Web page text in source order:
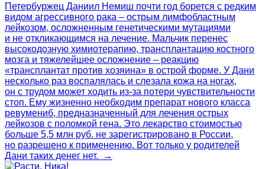
Петербуржец Даниил Немиш почти год борется с редким
видом агрессивного рака – острым лимфобластным
лейкозом, осложненным генетическими мутациями
и не откликающимся на лечение. Мальчик перенес
высокодозную химиотерапию, трансплантацию костного
мозга и тяжелейшее осложнение – реакцию
«трансплантат против хозяина» в острой форме. У Дани
несколько раз воспалялась и слезала кожа на ногах,
он с трудом может ходить из-за потери чувствительности
стоп. Ему жизненно необходим препарат нового класса
ревумениб, предназначенный для лечения острых
лейкозов с поломкой гена. Это лекарство стоимостью
больше 5,5 млн руб. не зарегистрировано в России,
но разрешено к применению. Вот только у родителей
Дани таких денег нет. →